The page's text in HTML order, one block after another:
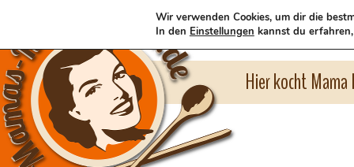
Hier kocht
Wir verwenden Cookies, um dir die
In den Einstellungen kannst du